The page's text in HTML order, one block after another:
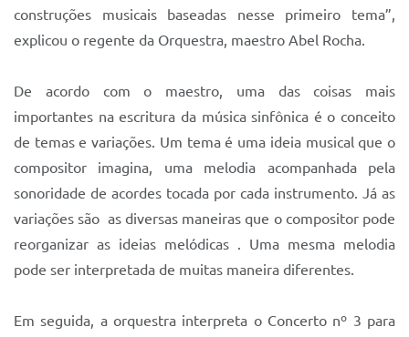
construções musicais baseadas nesse primeiro tema”,
explicou o regente da Orquestra, maestro Abel Rocha.
De acordo com o maestro, uma das coisas mais
importantes na escritura da música sinfônica é o conceito
de temas e variações. Um tema é uma ideia musical que o
compositor imagina, uma melodia acompanhada pela
sonoridade de acordes tocada por cada instrumento. Já as
variações são as diversas maneiras que o compositor pode
reorganizar as ideias melódicas . Uma mesma melodia
pode ser interpretada de muitas maneira diferentes.
Em seguida, a orquestra interpreta o Concerto nº 3 para